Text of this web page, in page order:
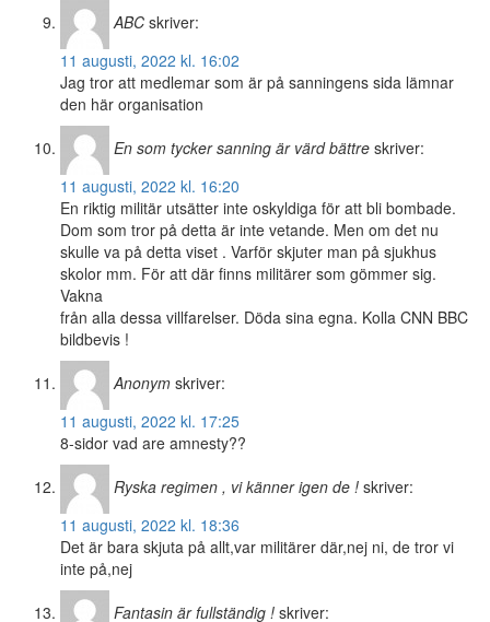
ABC skriver:
11 augusti, 2022 kl. 16:02
Jag tror att medlemar som är på sanningens sida lämnar
den här organisation
En som tycker sanning är värd bättre skriver:
11 augusti, 2022 kl. 16:20
En riktig militär utsätter inte oskyldiga för att bli bombade.
Dom som tror på detta är inte vetande. Men om det nu
skulle va på detta viset . Varför skjuter man på sjukhus
skolor mm. För att där finns militärer som gömmer sig.
Vakna
från alla dessa villfarelser. Döda sina egna. Kolla CNN BBC
bildbevis !
Anonym skriver:
11 augusti, 2022 kl. 17:25
8-sidor vad are amnesty??
Ryska regimen , vi känner igen de ! skriver:
11 augusti, 2022 kl. 18:36
Det är bara skjuta på allt,var militärer där,nej ni, de tror vi
inte på,nej
Fantasin är fullständig ! skriver: